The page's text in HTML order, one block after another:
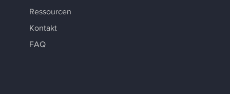
Ressourcen
Kontakt
FAQ